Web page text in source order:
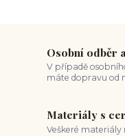
Osobní odběr
V případě
máte dopravu od
Materiály s
Veškeré materiály